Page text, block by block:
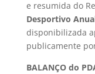
e resumida do
Desportivo
disponibilizada
publicamente
BALANÇO do